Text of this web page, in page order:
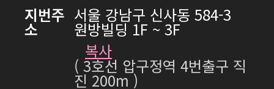
지번주
소
서울 강남구 신사동 584-3
원방빌딩 1F ~ 3F
복사
( 3호선 압구정역 4번출구 직
진 200m )